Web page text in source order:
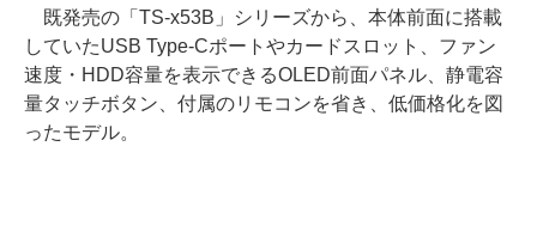
既発売の「TS-x53B」シリーズから、本体前面に搭載
していたUSB Type-Cポートやカードスロット、ファン
速度・HDD容量を表示できるOLED前面パネル、静電容
量タッチボタン、付属のリモコンを省き、低価格化を図
ったモデル。